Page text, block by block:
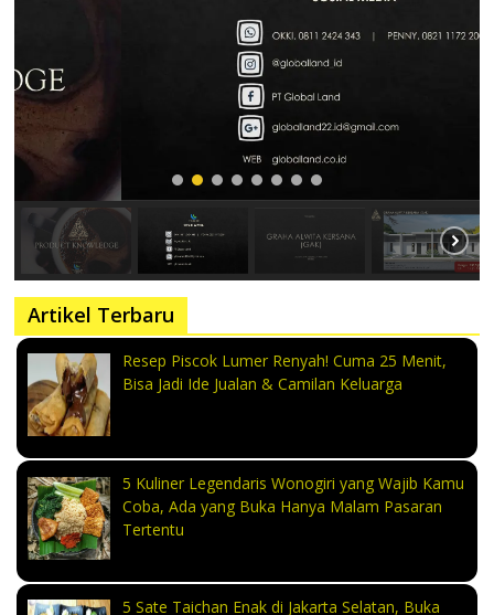
Artikel Terbaru
Resep Piscok Lumer Renyah! Cuma 25 Menit,
Bisa Jadi Ide Jualan & Camilan Keluarga
5 Kuliner Legendaris Wonogiri yang Wajib Kamu
Coba, Ada yang Buka Hanya Malam Pasaran
Tertentu
5 Sate Taichan Enak di Jakarta Selatan, Buka